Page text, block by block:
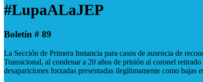
#LupaALaJEP
Boletín # 89
La Sección de Primera Instancia para casos de ausencia de
Transicional, al condenar a 20 años de prisión al coronel
desapariciones forzadas presentadas ilegítimamente como bajas